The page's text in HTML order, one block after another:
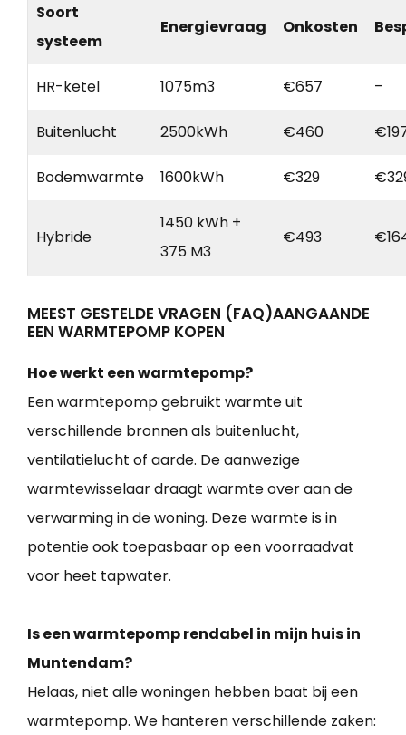
Soort
systeem
Energievraag Onkosten
HR-ketel 1075m3 €657 –
Buitenlucht 2500kWh €460
Bodemwarmte 1600kWh €329
Hybride
1450 kWh +
375 M3
€493
MEEST GESTELDE VRAGEN (FAQ)AANGAANDE
EEN WARMTEPOMP KOPEN
Hoe werkt een warmtepomp?
Een warmtepomp gebruikt warmte uit
verschillende bronnen als buitenlucht,
ventilatielucht of aarde. De aanwezige
warmtewisselaar draagt warmte over aan de
verwarming in de woning. Deze warmte is in
potentie ook toepasbaar op een voorraadvat
voor heet tapwater.
Is een warmtepomp rendabel in mijn huis in
Muntendam?
Helaas, niet alle woningen hebben baat bij een
warmtepomp. We hanteren verschillende zaken: